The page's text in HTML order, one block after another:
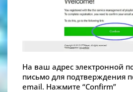
На ваш адрес электронной
письмо для подтверждения
email. Нажмите “Confirm”